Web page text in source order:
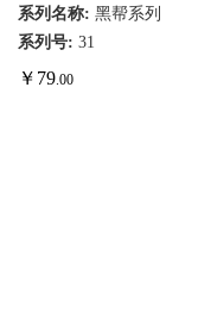
系列名称: 黑帮系列
系列号: 31
￥ 79.00